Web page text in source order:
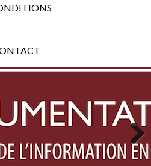
Next